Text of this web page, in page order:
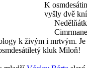
K
vyšly dvě
k živým i mrtvým. Je
kluk Miloň!